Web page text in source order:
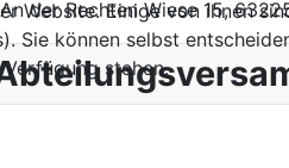
der Rechten Wiese 15,
Website. Einige von ihnen
Sie können selbst
stehen.